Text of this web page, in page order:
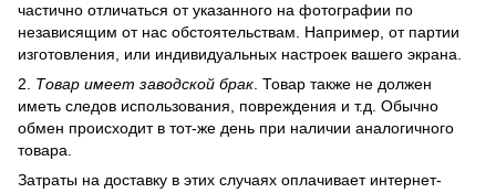
частично отличаться от указанного на фотографии по
независящим от нас обстоятельствам. Например, от партии
изготовления, или индивидуальных настроек вашего экрана.
2. Товар имеет заводской брак. Товар также не должен
иметь следов использования, повреждения и т.д. Обычно
обмен происходит в тот-же день при наличии аналогичного
товара.
Затраты на доставку в этих случаях оплачивает интернет-